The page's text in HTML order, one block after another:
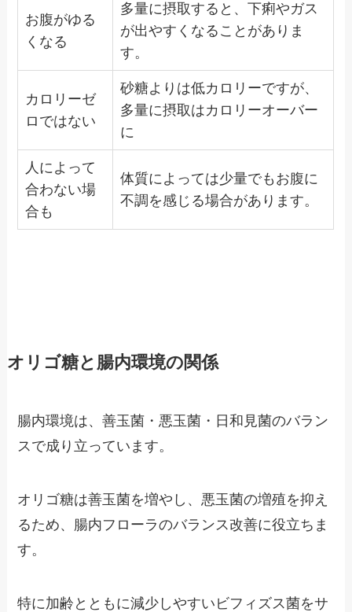
お腹がゆる
くなる
多量に摂取すると、下痢やガス
が出やすくなることがありま
す。
カロリーゼ
ロではない
砂糖よりは低カロリーですが、
多量に摂取はカロリーオーバー
に
人によって
合わない場
合も
体質によっては少量でもお腹に
不調を感じる場合があります。
オリゴ糖と腸内環境の関係
腸内環境は、善玉菌・悪玉菌・日和見菌のバラン
スで成り立っています。
オリゴ糖は善玉菌を増やし、悪玉菌の増殖を抑え
るため、腸内フローラのバランス改善に役立ちま
す。
特に加齢とともに減少しやすいビフィズス菌をサ